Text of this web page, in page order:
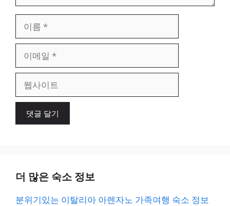
일
이
더 많은 숙소 정보
분위기있는 이탈리아 아렌자노 가족여행 숙소 정보